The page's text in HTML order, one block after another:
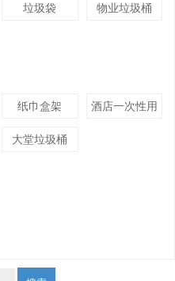
垃圾袋 物业垃圾桶
纸巾盒架
酒店一次性用
大堂垃圾桶